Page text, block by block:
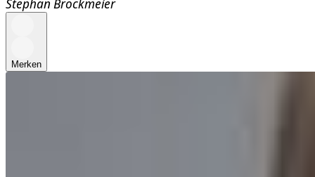
Stephan Brockmeier
Merken